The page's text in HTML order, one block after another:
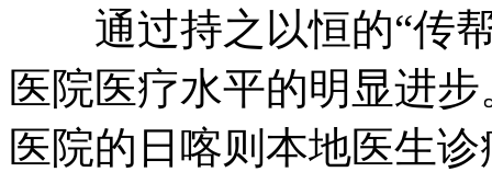
通过持之以恒的“传帮
医院医疗水平的明显进
医院的日喀则本地医生